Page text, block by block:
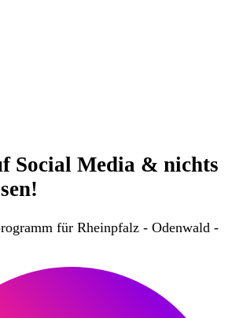
Social Media & nichts
für Rheinpfalz - Odenwald -